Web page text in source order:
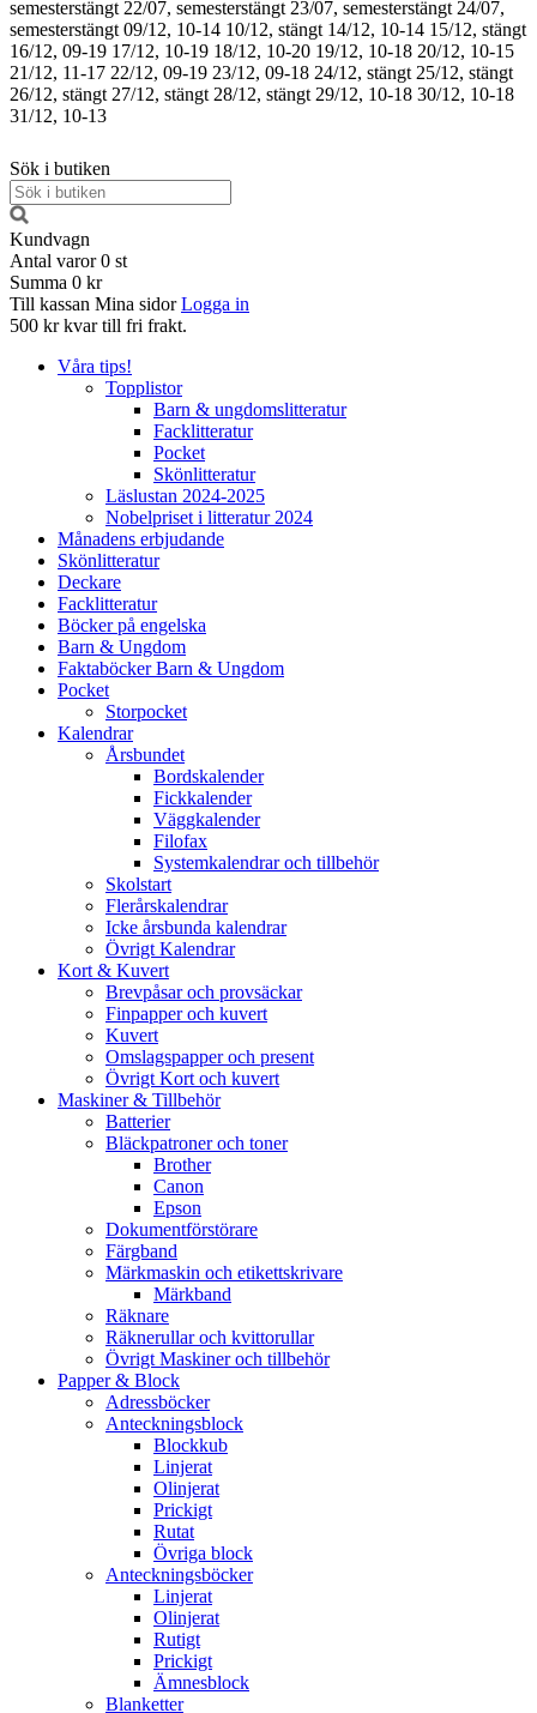
semesterstängt 22/07, semesterstängt 23/07, semesterstängt 24/07,
semesterstängt 09/12, 10-14 10/12, stängt 14/12, 10-14 15/12, stängt
16/12, 09-19 17/12, 10-19 18/12, 10-20 19/12, 10-18 20/12, 10-15
21/12, 11-17 22/12, 09-19 23/12, 09-18 24/12, stängt 25/12, stängt
26/12, stängt 27/12, stängt 28/12, stängt 29/12, 10-18 30/12, 10-18
31/12, 10-13
Sök i butiken
Kundvagn
Antal varor 0 st
Summa 0 kr
Till kassan Mina sidor Logga in
500 kr kvar till fri frakt.
Våra tips!
Topplistor
Barn & ungdomslitteratur
Facklitteratur
Pocket
Skönlitteratur
Läslustan 2024-2025
Nobelpriset i litteratur 2024
Månadens erbjudande
Skönlitteratur
Deckare
Facklitteratur
Böcker på engelska
Barn & Ungdom
Faktaböcker Barn & Ungdom
Pocket
Storpocket
Kalendrar
Årsbundet
Bordskalender
Fickkalender
Väggkalender
Filofax
Systemkalendrar och tillbehör
Skolstart
Flerårskalendrar
Icke årsbunda kalendrar
Övrigt Kalendrar
Kort & Kuvert
Brevpåsar och provsäckar
Finpapper och kuvert
Kuvert
Omslagspapper och present
Övrigt Kort och kuvert
Maskiner & Tillbehör
Batterier
Bläckpatroner och toner
Brother
Canon
Epson
Dokumentförstörare
Färgband
Märkmaskin och etikettskrivare
Märkband
Räknare
Räknerullar och kvittorullar
Övrigt Maskiner och tillbehör
Papper & Block
Adressböcker
Anteckningsblock
Blockkub
Linjerat
Olinjerat
Prickigt
Rutat
Övriga block
Anteckningsböcker
Linjerat
Olinjerat
Rutigt
Prickigt
Ämnesblock
Blanketter